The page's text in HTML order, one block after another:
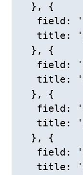
  }, {
field:
title: '
  }, {
field:
title: '
  }, {
field:
title: '
  }, {
field:
title: '